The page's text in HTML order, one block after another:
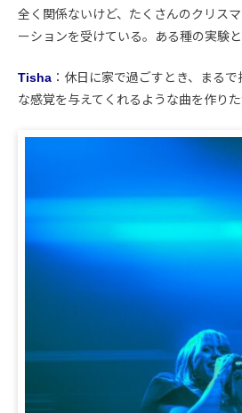
全く関係ないけど、たくさんのクリス
ーションを受けている。ある種の実験と
Tisha ：休日に家で過ごすとき、まる
な感覚を与えてくれるような曲を作りた